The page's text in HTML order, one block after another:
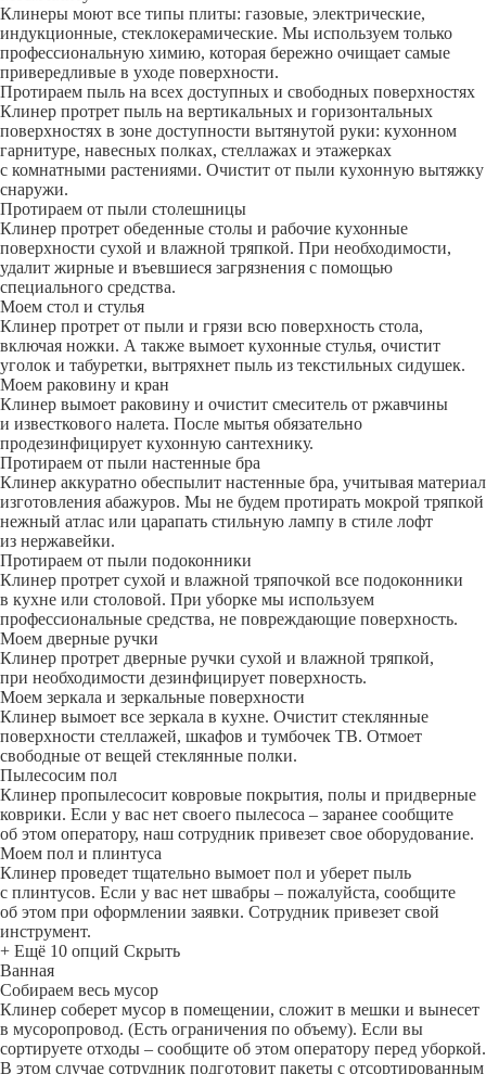
Клинеры моют все типы плиты: газовые, электрические,
индукционные, стеклокерамические. Мы используем только
профессиональную химию, которая бережно очищает самые
привередливые в уходе поверхности.
Протираем пыль на всех доступных и свободных поверхностях
Клинер протрет пыль на вертикальных и горизонтальных
поверхностях в зоне доступности вытянутой руки: кухонном
гарнитуре, навесных полках, стеллажах и этажерках
с комнатными растениями. Очистит от пыли кухонную вытяжку
снаружи.
Протираем от пыли столешницы
Клинер протрет обеденные столы и рабочие кухонные
поверхности сухой и влажной тряпкой. При необходимости,
удалит жирные и въевшиеся загрязнения с помощью
специального средства.
Моем стол и стулья
Клинер протрет от пыли и грязи всю поверхность стола,
включая ножки. А также вымоет кухонные стулья, очистит
уголок и табуретки, вытряхнет пыль из текстильных сидушек.
Моем раковину и кран
Клинер вымоет раковину и очистит смеситель от ржавчины
и известкового налета. После мытья обязательно
продезинфицирует кухонную сантехнику.
Протираем от пыли настенные бра
Клинер аккуратно обеспылит настенные бра, учитывая материал
изготовления абажуров. Мы не будем протирать мокрой тряпкой
нежный атлас или царапать стильную лампу в стиле лофт
из нержавейки.
Протираем от пыли подоконники
Клинер протрет сухой и влажной тряпочкой все подоконники
в кухне или столовой. При уборке мы используем
профессиональные средства, не повреждающие поверхность.
Моем дверные ручки
Клинер протрет дверные ручки сухой и влажной тряпкой,
при необходимости дезинфицирует поверхность.
Моем зеркала и зеркальные поверхности
Клинер вымоет все зеркала в кухне. Очистит стеклянные
поверхности стеллажей, шкафов и тумбочек ТВ. Отмоет
свободные от вещей стеклянные полки.
Пылесосим пол
Клинер пропылесосит ковровые покрытия, полы и придверные
коврики. Если у вас нет своего пылесоса – заранее сообщите
об этом оператору, наш сотрудник привезет свое оборудование.
Моем пол и плинтуса
Клинер проведет тщательно вымоет пол и уберет пыль
с плинтусов. Если у вас нет швабры – пожалуйста, сообщите
об этом при оформлении заявки. Сотрудник привезет свой
инструмент.
+ Ещё 10 опций Скрыть
Ванная
Собираем весь мусор
Клинер соберет мусор в помещении, сложит в мешки и вынесет
в мусоропровод. (Есть ограничения по объему). Если вы
сортируете отходы – сообщите об этом оператору перед уборкой.
В этом случае сотрудник подготовит пакеты с отсортированным